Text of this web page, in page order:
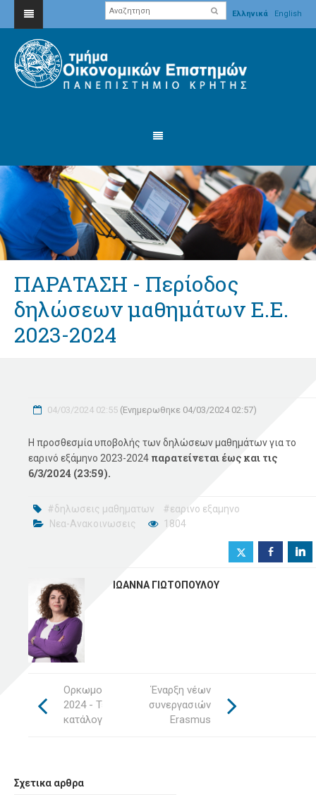
Ελληνικά English
ΠΑΡΑΤΑΣΗ - Περίοδος
δηλώσεων μαθημάτων Ε.Ε.
2023-2024
04/03/2024 02:55(Ενημερωθηκε 04/03/2024 02:57)
Η προσθεσμία υποβολής των δηλώσεων μαθημάτων για το
εαρινό εξάμηνο 2023-2024 παρατείνεται έως και τις
6/3/2024 (23:59).
#δηλωσεις μαθηματων
#εαρινο εξαμηνο
Νεα-Ανακοινωσεις
1804
b j
ΙΩΑΝΝΑ ΓΙΩΤΟΠΟΥΛΟΥ
Ορκωμοσία Μαρτίου
2024 - Τελικός
κατάλογος
Έναρξη νέων
συνεργασιών
Erasmus
Σχετικα αρθρα